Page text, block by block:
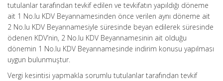
tutulanlar tarafından tevkif edilen ve tevkifatın yapıldığı döneme
ait 1 No.lu KDV Beyannamesinden önce verilen aynı döneme ait
2 No.lu KDV Beyannamesiyle süresinde beyan edilerek süresinde
ödenen KDV’nin, 2 No.lu KDV Beyannamesinin ait olduğu
dönemin 1 No.lu KDV Beyannamesinde indirim konusu yapılması
uygun bulunmuştur.
Vergi kesintisi yapmakla sorumlu tutulanlar tarafından tevkif